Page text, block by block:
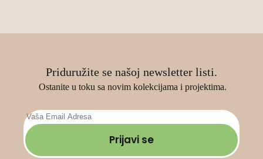
Priduružite se našoj newsletter listi.
Ostanite u toku sa novim kolekcijama i projektima.
Prijavi se